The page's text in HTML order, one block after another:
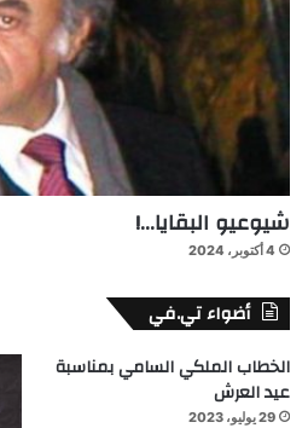
شيوعيو البقايا…!
4 أكتوبر، 2024
أضواء تي.في
الخطاب الملكي السامي بمناسبة
عيد العرش
29 يوليو، 2023